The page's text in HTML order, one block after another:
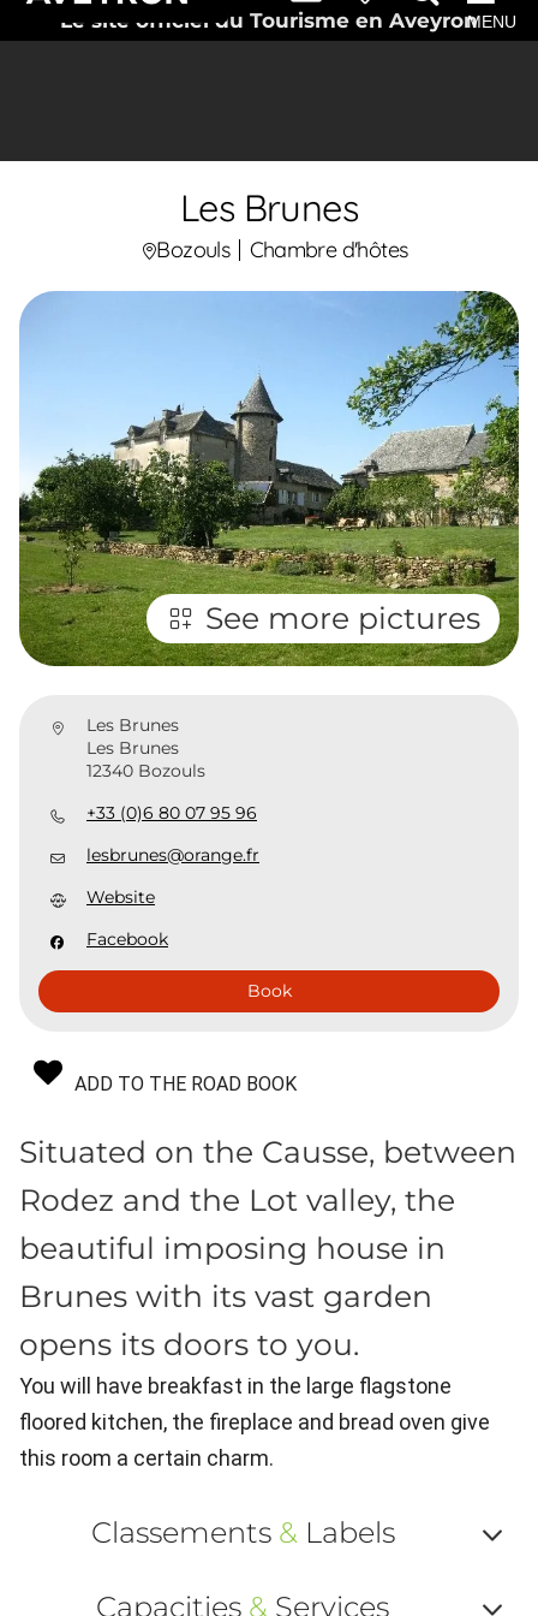
Le site officiel du Tourisme en AveyronMENU
Les Brunes
Bozouls Chambre d'hôtes
See more pictures
Les Brunes
Les Brunes
12340 Bozouls
+33 (0)6 80 07 95 96
lesbrunes@orange.fr
Website
Facebook
Book
ADD TO THE ROAD BOOK
Situated on the Causse, between
Rodez and the Lot valley, the
beautiful imposing house in
Brunes with its vast garden
opens its doors to you.
You will have breakfast in the large flagstone
floored kitchen, the fireplace and bread oven give
this room a certain charm.
Classements &Labels
Capacities & Services